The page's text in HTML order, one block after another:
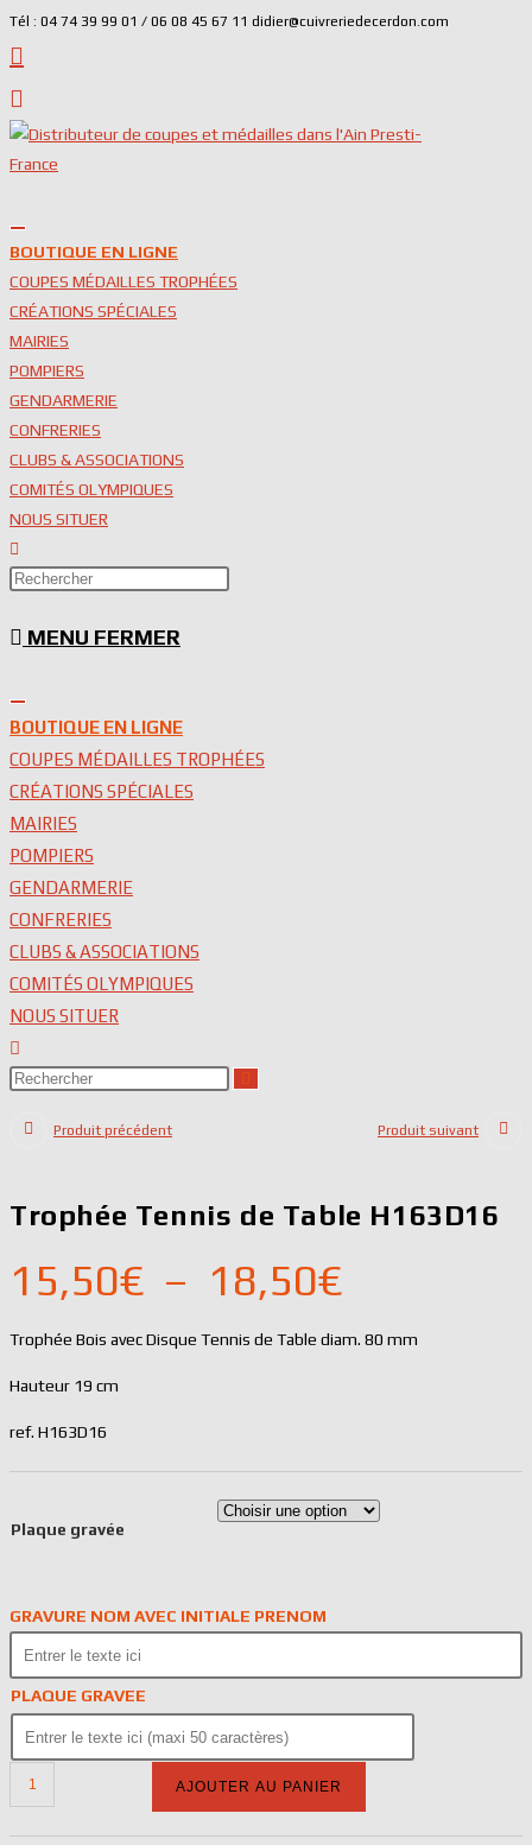
Skip
to
Tél : 04 74 39 99 01 / 06 08 45 67 11 didier@cuivreriedecerdon.com
BOUTIQUE EN LIGNE
COUPES MÉDAILLES TROPHÉES
CRÉATIONS SPÉCIALES
MAIRIES
POMPIERS
GENDARMERIE
CONFRERIES
CLUBS & ASSOCIATIONS
COMITÉS OLYMPIQUES
NOUS SITUER
Toggle
website
panel.
MENU FERMER
BOUTIQUE EN LIGNE
COUPES MÉDAILLES TROPHÉES
CRÉATIONS SPÉCIALES
MAIRIES
POMPIERS
GENDARMERIE
CONFRERIES
CLUBS & ASSOCIATIONS
COMITÉS OLYMPIQUES
NOUS SITUER
Toggle
website
Rechercher
Produit précédent Produit suivant
Trophée Tennis de Table H163D16
15,50€ – 18,50€Plage
de
18,50€
Trophée Bois avec Disque Tennis de Table diam. 80 mm
Hauteur 19 cm
ref. H163D16
Plaque gravée
GRAVURE NOM AVEC INITIALE PRENOM
PLAQUE GRAVEE
quantité
de
Trophée
AJOUTER AU PANIER